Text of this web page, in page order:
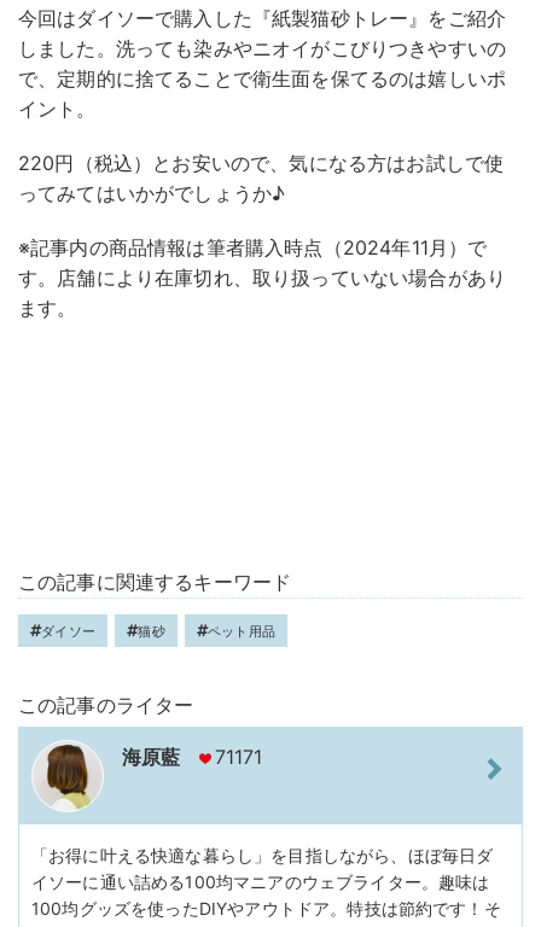
今回はダイソーで購入した『紙製猫砂トレー』をご紹介
しました。洗っても染みやニオイがこびりつきやすいの
で、定期的に捨てることで衛生面を保てるのは嬉しいポ
イント。
220円（税込）とお安いので、気になる方はお試しで使
ってみてはいかがでしょうか♪
※記事内の商品情報は筆者購入時点（2024年11月）で
す。店舗により在庫切れ、取り扱っていない場合があり
ます。
この記事に関連するキーワード
ダイソー 猫砂 ペット用品
この記事のライター
海原藍 71171
「お得に叶える快適な暮らし」を目指しながら、ほぼ毎日ダ
イソーに通い詰める100均マニアのウェブライター。趣味は
100均グッズを使ったDIYやアウトドア。特技は節約です！そ